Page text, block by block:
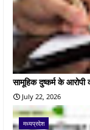
सामूहिक दुष्कर्म के आरोपी
July 22, 2026
मध्यप्रदेश